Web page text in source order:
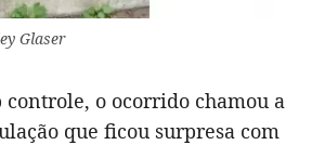
Glaser
controle, o ocorrido chamou a
que ficou surpresa com